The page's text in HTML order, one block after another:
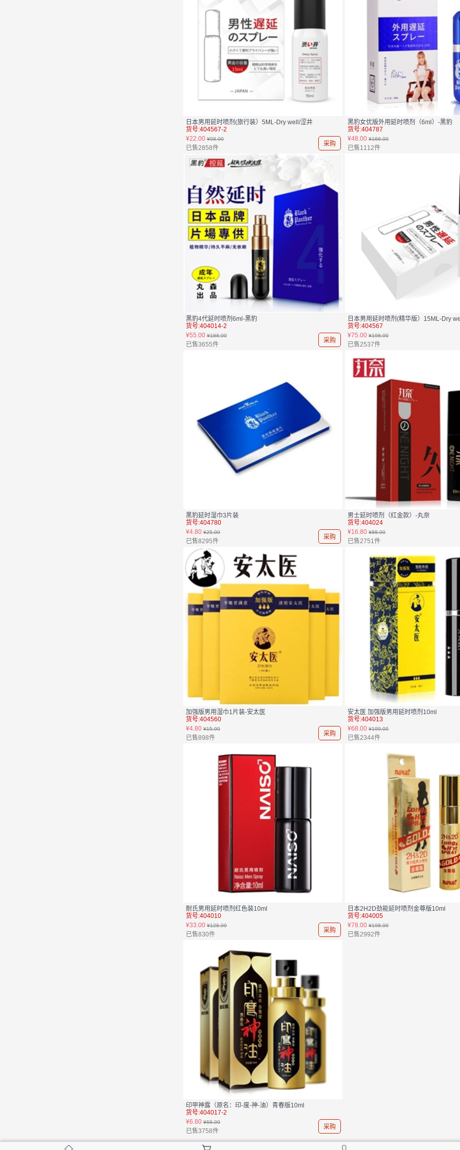
日本男用延时喷剂(旅行装）5ML-Dry well/涩井
货号:404567-2
¥22.00 ¥98.00
已售2858件
采购
黑豹女优版外用延时喷剂（6ml）-黑豹
货号:404787
¥48.00 ¥168.00
已售1112件
黑豹4代延时喷剂6ml-黑豹
货号:404014-2
¥55.00 ¥188.00
已售3655件
采购
日本男用延时喷剂(精华版）15ML-Dry
货号:404567
¥75.00 ¥198.00
已售2537件
黑豹延时湿巾3片装
货号:404780
¥4.80 ¥25.00
已售8295件
采购
男士延时喷剂（红金款）-丸奈
货号:404024
¥16.80 ¥88.00
已售2751件
加强版男用湿巾1片装-安太医
货号:404560
¥4.80 ¥15.00
已售898件
采购
安太医 加强版男用延时喷剂10ml
货号:404013
¥68.00 ¥199.00
已售2344件
耐氏男用延时喷剂红色装10ml
货号:404010
¥33.00 ¥128.00
已售830件
采购
日本2H2D劲能延时喷剂金尊版10ml
货号:404005
¥78.00 ¥198.00
已售2992件
印甲神露（原名：印-度-神-油）青春版10ml
货号:404017-2
¥6.80 ¥68.00
已售3758件
采购